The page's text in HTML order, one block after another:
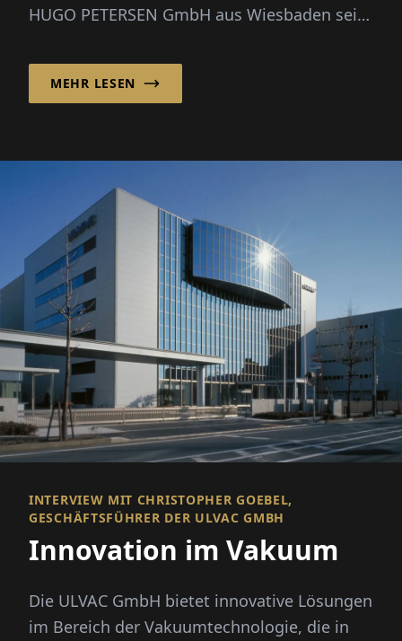
HUGO PETERSEN GmbH aus Wiesbaden seit
MEHR LESEN
INTERVIEW MIT CHRISTOPHER GOEBEL,
GESCHÄFTSFÜHRER DER ULVAC GMBH
Innovation im Vakuum
Die ULVAC GmbH bietet innovative Lösungen
im Bereich der Vakuumtechnologie, die in